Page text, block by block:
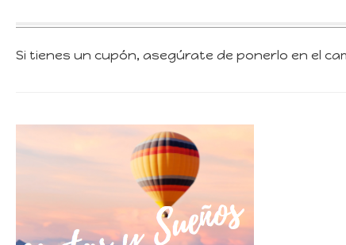
Si tienes un cupón, asegúrate de ponerlo en el